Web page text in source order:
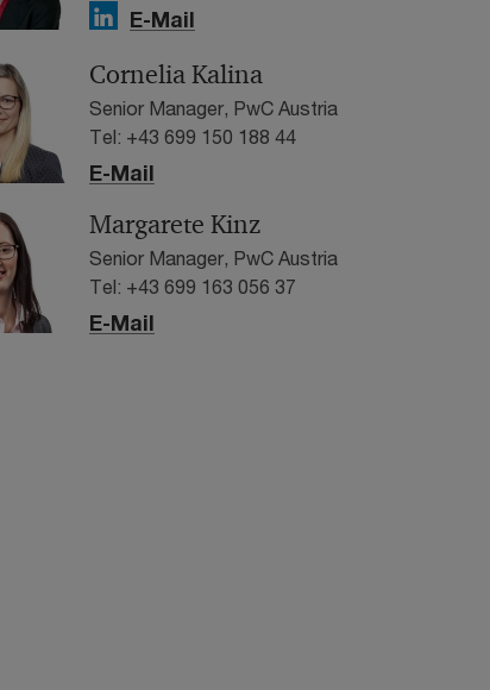
E-Mail
Cornelia Kalina
Senior Manager, PwC Austria
Tel: +43 699 150 188 44
E-Mail
Margarete Kinz
Senior Manager, PwC Austria
Tel: +43 699 163 056 37
E-Mail